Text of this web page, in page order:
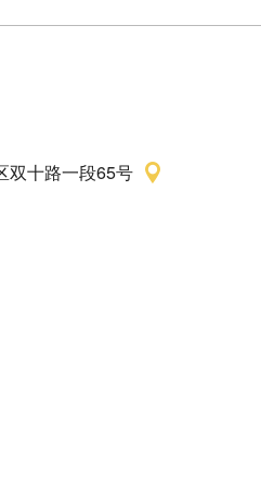
双十路一段65号